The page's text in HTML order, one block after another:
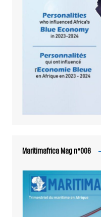
Maritimafrica Mag n°006